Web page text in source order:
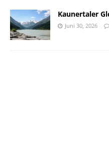
Kaunertaler
Juni 30, 2026